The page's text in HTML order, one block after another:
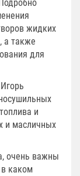
жидких
а также
для
и
и масличных
очень важны
в каком